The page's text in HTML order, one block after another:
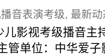
音表演考级, 最新动
儿影视考级播音主
管单位：中华爱